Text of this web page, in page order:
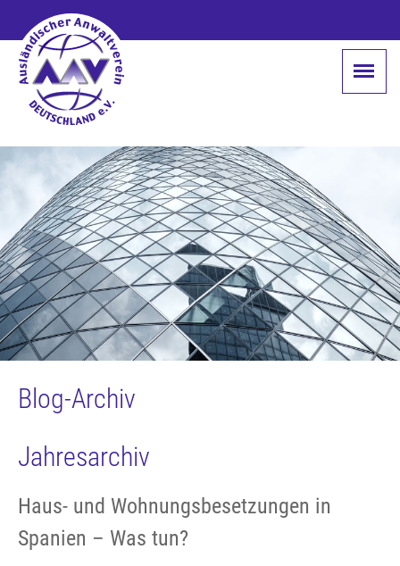
Blog-Archiv
Jahresarchiv
Haus- und Wohnungsbesetzungen in
Spanien – Was tun?